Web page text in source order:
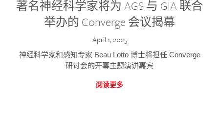
著名神经科学家将为 AGS 与 GIA 联合
举办的 Converge 会议揭幕
April 1, 2025
神经科学家和感知专家 Beau Lotto 博士将担任 Converge
研讨会的开幕主题演讲嘉宾
阅读更多